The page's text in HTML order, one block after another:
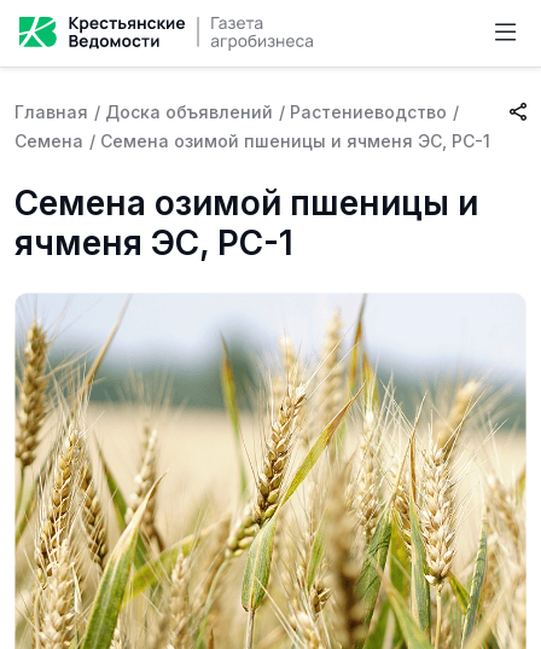
Главная / Доска объявлений / Растениеводство /
Семена / Семена озимой пшеницы и ячменя ЭС, РС-1
Семена озимой пшеницы и
ячменя ЭС, РС-1